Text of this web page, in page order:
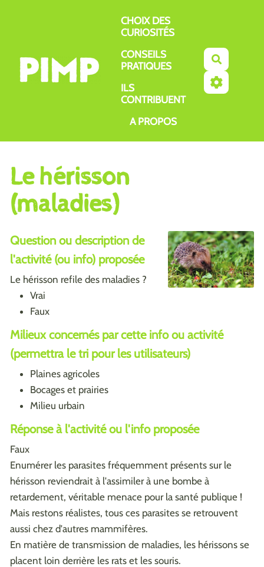
CHOIX DES
CURIOSITÉS
CONSEILS
PRATIQUES
ILS
CONTRIBUENT
A PROPOS
Le hérisson
(maladies)
Question ou description de
l'activité (ou info) proposée
Le hérisson refile des maladies ?
Vrai
Faux
Milieux concernés par cette info ou activité
(permettra le tri pour les utilisateurs)
Plaines agricoles
Bocages et prairies
Milieu urbain
Réponse à l'activité ou l'info proposée
Faux
Enumérer les parasites fréquemment présents sur le
hérisson reviendrait à l'assimiler à une bombe à
retardement, véritable menace pour la santé publique !
Mais restons réalistes, tous ces parasites se retrouvent
aussi chez d'autres mammifères.
En matière de transmission de maladies, les hérissons se
placent loin derrière les rats et les souris.